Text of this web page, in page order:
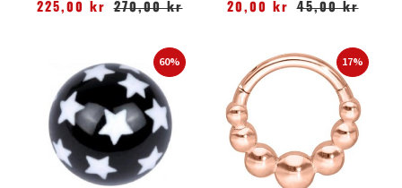
225,00 kr 270,00 kr 20,00 kr 45,00 kr
60% 17%